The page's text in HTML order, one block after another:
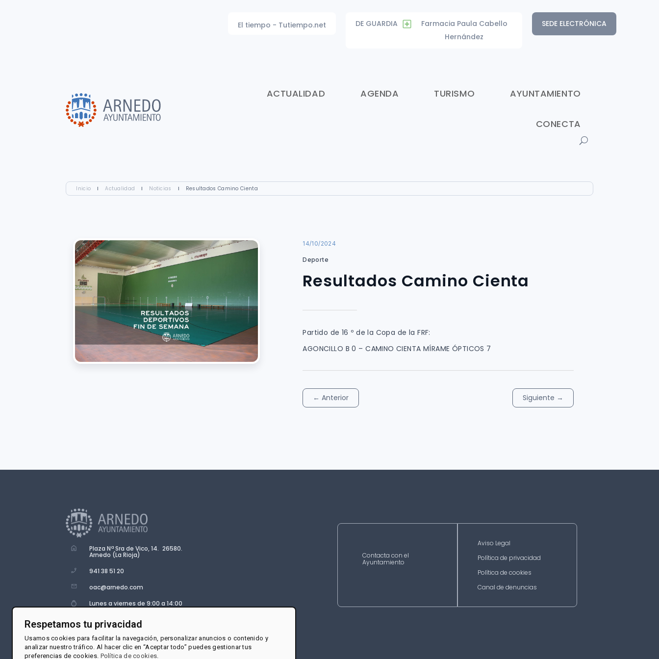
SEDE ELECTRÓNICA
DE GUARDIA
Farmacia Paula Cabello
Hernández
El tiempo - Tutiempo.net
ACTUALIDAD AGENDA TURISMO AYUNTAMIENTO
CONECTA
Inicio I Actualidad I Noticias I Resultados Camino Cienta
14/10/2024
Deporte
Resultados Camino Cienta
Partido de 16 º de la Copa de la FRF:
AGONCILLO B 0 – CAMINO CIENTA MÍRAME ÓPTICOS 7
←Anterior Siguiente →
Plaza Nª Sra de Vico, 14. 26580.
Arnedo (La Rioja)
941 38 51 20
oac@arnedo.com
Lunes a viernes de 9:00 a 14:00
Contacta con el
Ayuntamiento
Aviso Legal
Política de privacidad
Política de cookies
Canal de denuncias
Respetamos tu privacidad
Usamos cookies para facilitar la navegación, personalizar anuncios o contenido y
analizar nuestro tráfico. Al hacer clic en “Aceptar todo” puedes gestionar tus
preferencias de cookies. Política de cookies.